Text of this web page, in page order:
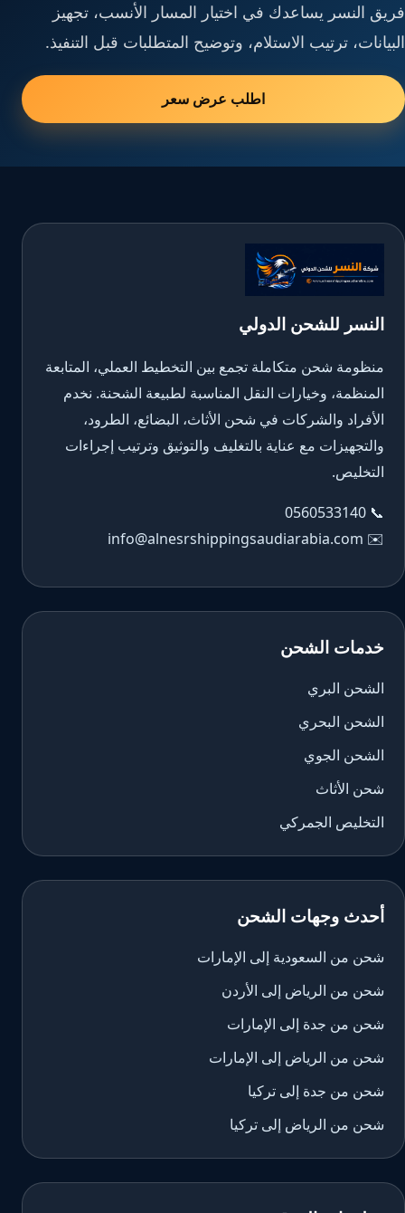
فريق النسر يساعدك في اختيار المسار الأنسب، تجهيز
البيانات، ترتيب الاستلام، وتوضيح المتطلبات قبل التنفيذ.
اطلب عرض سعر
النسر للشحن الدولي
منظومة شحن متكاملة تجمع بين التخطيط العملي، المتابعة
المنظمة، وخيارات النقل المناسبة لطبيعة الشحنة. نخدم
الأفراد والشركات في شحن الأثاث، البضائع، الطرود،
والتجهيزات مع عناية بالتغليف والتوثيق وترتيب إجراءات
التخليص.
📞
0560533140
✉️
info@alnesrshippingsaudiarabia.com
خدمات الشحن
الشحن البري
الشحن البحري
الشحن الجوي
شحن الأثاث
التخليص الجمركي
أحدث وجهات الشحن
شحن من السعودية إلى الإمارات
شحن من الرياض إلى الأردن
شحن من جدة إلى الإمارات
شحن من الرياض إلى الإمارات
شحن من جدة إلى تركيا
شحن من الرياض إلى تركيا